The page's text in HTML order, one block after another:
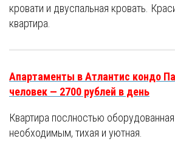
кровати и двуспальная кровать.
квартира.
Апартаменты в Атлантис кондо
человек — 2700 рублей в день
Квартира послностью
необходимым, тихая и уютная.